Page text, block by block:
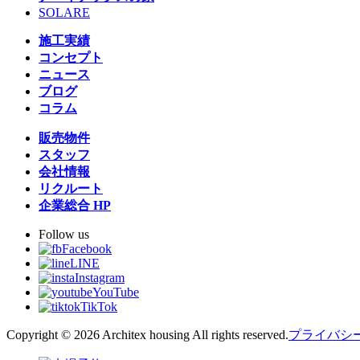
SOLARE
施工実績
コンセプト
ニュース
ブログ
コラム
販売物件
スタッフ
会社情報
リクルート
企業総合 HP
Follow us
Facebook
LINE
Instagram
YouTube
TikTok
Copyright © 2026 Architex housing All rights reserved.プライバシ